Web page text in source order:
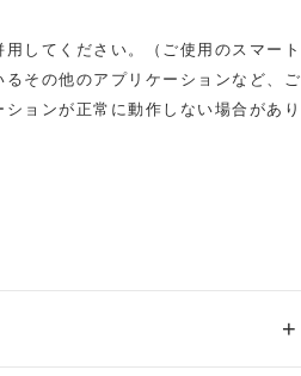
してください。（ご使用のスマート
その他のアプリケーションなど、ご
ョンが正常に動作しない場合があり